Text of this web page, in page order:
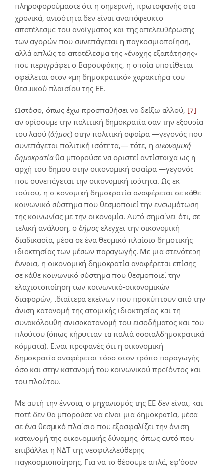
πληροφορούμαστε ότι η σημερινή, πρωτοφανής στα
χρονικά, ανισότητα δεν είναι αναπόφευκτο
αποτέλεσμα του ανοίγματος και της απελευθέρωσης
των αγορών που συνεπάγεται η παγκοσμιοποίηση,
αλλά απλώς το αποτέλεσμα της «ένοχης εξαπάτησης»
που περιγράφει ο Βαρουφάκης, η οποία υποτίθεται
οφείλεται στον «μη δημοκρατικό» χαρακτήρα του
θεσμικού πλαισίου της ΕΕ.
Ωστόσο, όπως έχω προσπαθήσει να δείξω αλλού, [7]
αν ορίσουμε την πολιτική δημοκρατία σαν την εξουσία
του λαού (δήμος) στην πολιτική σφαίρα —γεγονός που
συνεπάγεται πολιτική ισότητα,— τότε, η οικονομική
δημοκρατία θα μπορούσε να οριστεί αντίστοιχα ως η
αρχή του δήμου στην οικονομική σφαίρα —γεγονός
που συνεπάγεται την οικονομική ισότητα. Ως εκ
τούτου, η οικονομική δημοκρατία αναφέρεται σε κάθε
κοινωνικό σύστημα που θεσμοποιεί την ενσωμάτωση
της κοινωνίας με την οικονομία. Αυτό σημαίνει ότι, σε
τελική ανάλυση, ο δήμος ελέγχει την οικονομική
διαδικασία, μέσα σε ένα θεσμικό πλαίσιο δημοτικής
ιδιοκτησίας των μέσων παραγωγής. Με μια στενότερη
έννοια, η οικονομική δημοκρατία αναφέρεται επίσης
σε κάθε κοινωνικό σύστημα που θεσμοποιεί την
ελαχιστοποίηση των κοινωνικό-οικονομικών
διαφορών, ιδιαίτερα εκείνων που προκύπτουν από την
άνιση κατανομή της ατομικής ιδιοκτησίας και τη
συνακόλουθη ανισοκατανομή του εισοδήματος και του
πλούτου (όπως κήρυτταν τα παλιά σοσιαλδημοκρατικά
κόμματα). Είναι προφανές ότι η οικονομική
δημοκρατία αναφέρεται τόσο στον τρόπο παραγωγής
όσο και στην κατανομή του κοινωνικού προϊόντος και
του πλούτου.
Με αυτή την έννοια, ο μηχανισμός της ΕΕ δεν είναι, και
ποτέ δεν θα μπορούσε να είναι μια δημοκρατία, μέσα
σε ένα θεσμικό πλαίσιο που εξασφαλίζει την άνιση
κατανομή της οικονομικής δύναμης, όπως αυτό που
επιβάλλει η ΝΔΤ της νεοφιλελεύθερης
παγκοσμιοποίησης. Για να το θέσουμε απλά, εφ’όσον